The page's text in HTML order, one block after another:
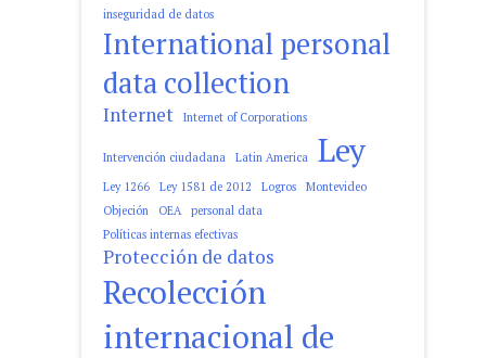
inseguridad de datos
International personal
data collection
Internet Internet of Corporations
Intervención ciudadana Latin America Ley
Ley 1266 Ley 1581 de 2012 Logros
Montevideo
Objeción
OEA
personal data
Políticas internas efectivas
Protección de datos
Recolección
internacional de